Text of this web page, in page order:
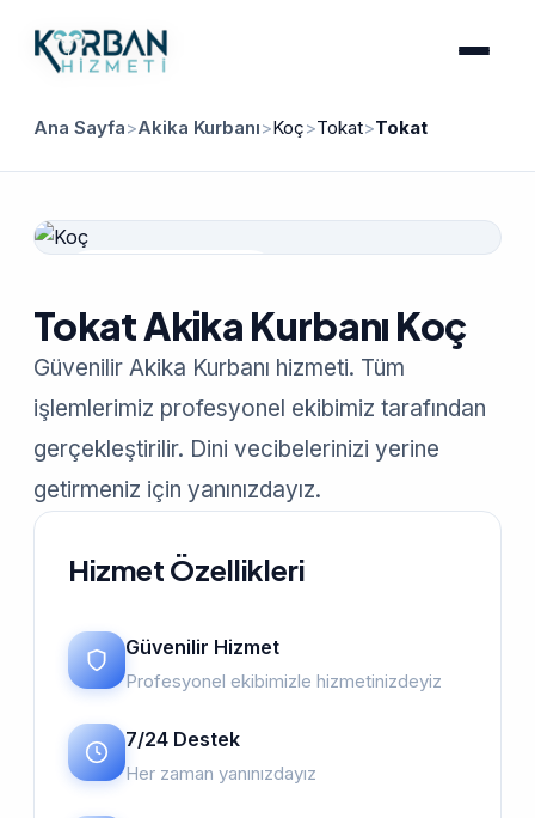
Ana Sayfa>Akika Kurbanı>Koç>Tokat>Tokat
Tokat Akika Kurbanı Koç
Güvenilir Akika Kurbanı hizmeti. Tüm
işlemlerimiz profesyonel ekibimiz tarafından
gerçekleştirilir. Dini vecibelerinizi yerine
getirmeniz için yanınızdayız.
Hizmet Özellikleri
Güvenilir Hizmet
Profesyonel ekibimizle hizmetinizdeyiz
7/24 Destek
Her zaman yanınızdayız